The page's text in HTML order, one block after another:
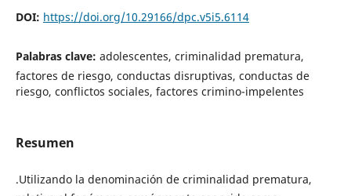
DOI: https://doi.org/10.29166/dpc.v5i5.6114
Palabras clave: adolescentes, criminalidad prematura,
factores de riesgo, conductas disruptivas, conductas de
riesgo, conflictos sociales, factores crimino-impelentes
Resumen
.Utilizando la denominación de criminalidad prematura,